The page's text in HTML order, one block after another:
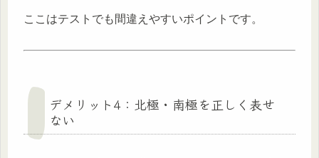
ここはテストでも間違えやすいポイントです。
デメリット4：北極・南極を正しく表せ
ない